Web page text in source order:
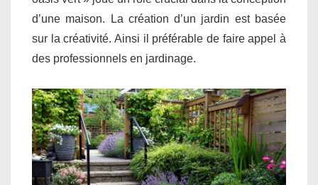
d’une maison. La création d’un jardin est basée
sur la créativité. Ainsi il préférable de faire appel à
des professionnels en jardinage.